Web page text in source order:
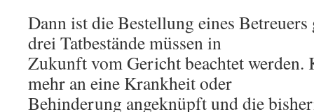
Dann ist die Bestellung eines
drei Tatbestände müssen in
Zukunft vom Gericht beachtet
mehr an eine Krankheit oder
Behinderung angeknüpft und die